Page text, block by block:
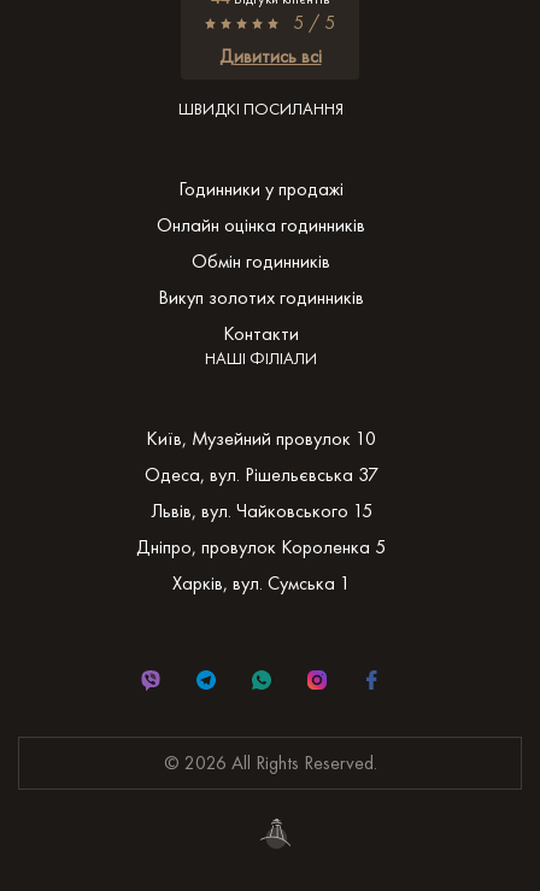
5 / 5
Дивитись всі
ШВИДКІ ПОСИЛАННЯ
Годинники у продажі
Онлайн оцінка годинників
Обмін годинників
Викуп золотих годинників
Контакти
НАШІ ФІЛІАЛИ
Київ, Музейний провулок 10
Одеса, вул. Рішельєвська 37
Львів, вул. Чайковського 15
Дніпро, провулок Короленка 5
Харків, вул. Сумська 1
© 2026 All Rights Reserved.